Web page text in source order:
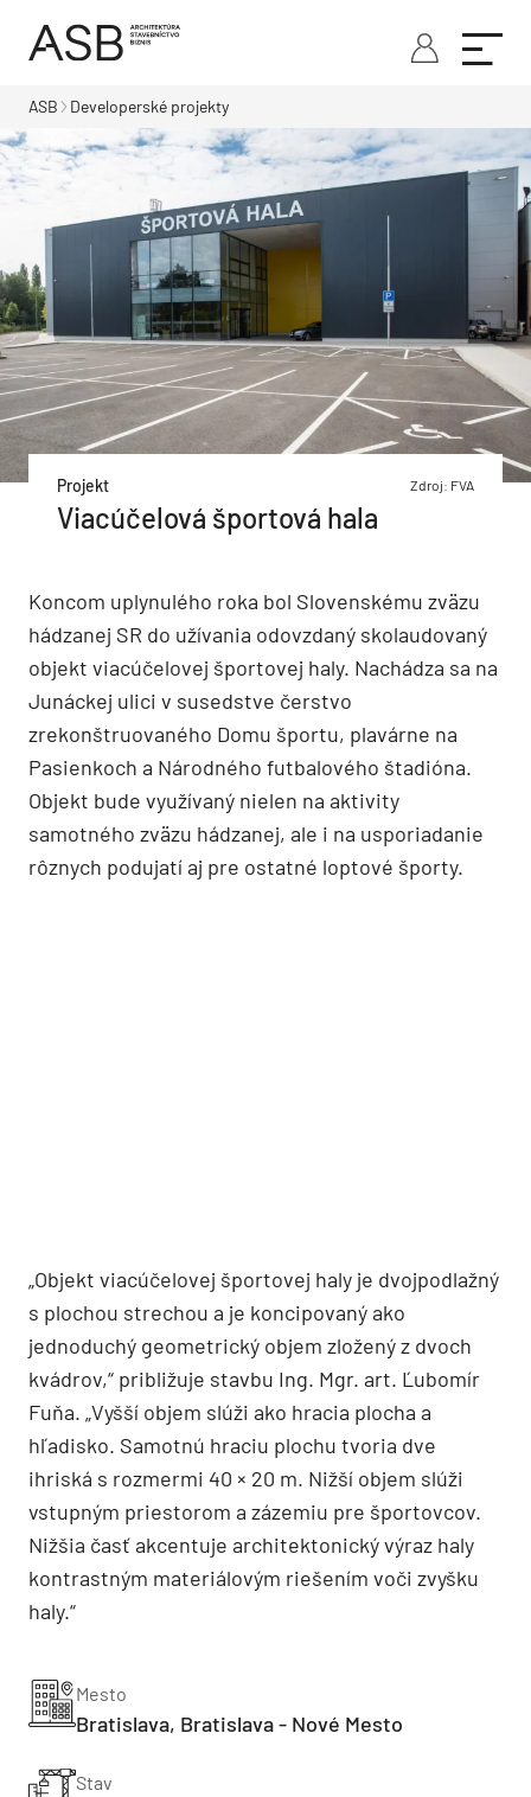
ASB Developerské projekty
Projekt Zdroj: FVA
Viacúčelová športová hala
Koncom uplynulého roka bol Slovenskému zväzu
hádzanej SR do užívania odovzdaný skolaudovaný
objekt viacúčelovej športovej haly. Nachádza sa na
Junáckej ulici v susedstve čerstvo
zrekonštruovaného Domu športu, plavárne na
Pasienkoch a Národného futbalového štadióna.
Objekt bude využívaný nielen na aktivity
samotného zväzu hádzanej, ale i na usporiadanie
rôznych podujatí aj pre ostatné loptové športy.
„Objekt viacúčelovej športovej haly je dvojpodlažný
s plochou strechou a je koncipovaný ako
jednoduchý geometrický objem zložený z dvoch
kvádrov,“ približuje stavbu Ing. Mgr. art. Ľubomír
Fuňa. „Vyšší objem slúži ako hracia plocha a
hľadisko. Samotnú hraciu plochu tvoria dve
ihriská s rozmermi 40 × 20 m. Nižší objem slúži
vstupným priestorom a zázemiu pre športovcov.
Nižšia časť akcentuje architektonický výraz haly
kontrastným materiálovým riešením voči zvyšku
haly.“
Mesto
Bratislava, Bratislava - Nové Mesto
Stav